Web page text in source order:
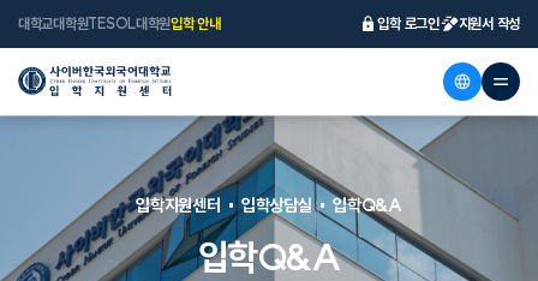
대학교대학원TESOL대학원입학 안내 입학 로그인 지원서 작성
입학Q&A
입학지원센터 입학상담실 입학Q&A